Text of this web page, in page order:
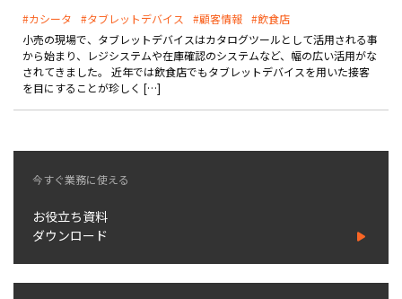
ECと通販の連動を可能に
EC運用支援
継続的に結果を出し続けるECサイトへ
スクラッチ開発
内製化支援
補助金活用支援
導入事例
#カシータ
#タブレットデバイス #顧客情報 #飲食店
小売の現場で、タブレットデバイスはカタログツールとして活用される事
から始まり、レジシステムや在庫確認のシステムなど、幅の広い活用がな
されてきました。 近年では飲食店でもタブレットデバイスを用いた接客
を目にすることが珍しく […]
今すぐ業務に使える
お役立ち資料
ダウンロード